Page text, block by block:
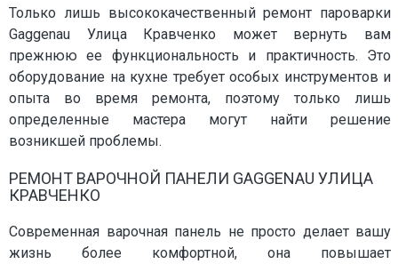
Только лишь высококачественный ремонт пароварки
Gaggenau Улица Кравченко может вернуть вам
прежнюю ее функциональность и практичность. Это
оборудование на кухне требует особых инструментов и
опыта во время ремонта, поэтому только лишь
определенные мастера могут найти решение
возникшей проблемы.
РЕМОНТ ВАРОЧНОЙ ПАНЕЛИ GAGGENAU УЛИЦА
КРАВЧЕНКО
Современная варочная панель не просто делает вашу
жизнь более комфортной, она повышает